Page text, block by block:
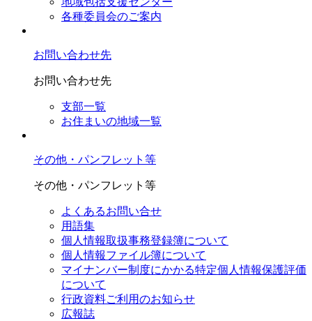
各種委員会のご案内
お問い合わせ先
お問い合わせ先
支部一覧
お住まいの地域一覧
その他・パンフレット等
その他・パンフレット等
よくあるお問い合せ
用語集
個人情報取扱事務登録簿について
個人情報ファイル簿について
マイナンバー制度にかかる特定個人情報保護評価
について
行政資料ご利用のお知らせ
広報誌